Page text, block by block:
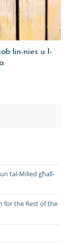
lin-nies u l-
tal-Milied għall-
for the Rest of the